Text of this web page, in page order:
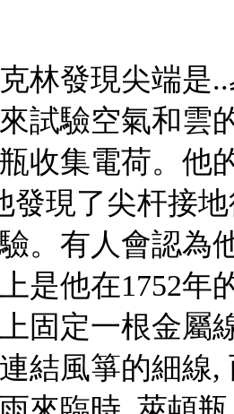
林發現尖端是
試驗空氣和雲
收集電荷。他
發現了尖杆接
。有人會認為
是他在1752年
固定一根金屬
結風箏的細線,